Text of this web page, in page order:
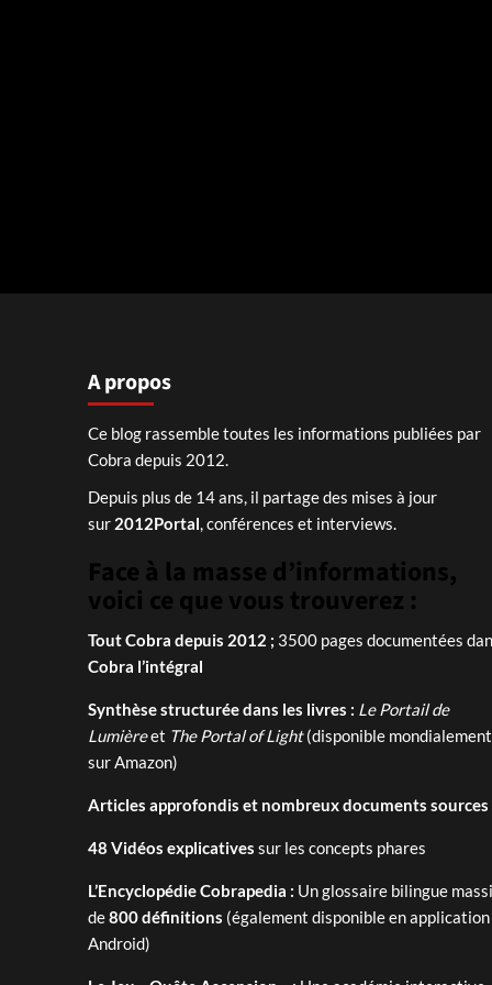
A propos
Ce blog rassemble toutes les informations publiées par
Cobra depuis 2012.
Depuis plus de 14 ans, il partage des mises à jour
sur 2012Portal , conférences et interviews.
Face à la masse d’informations,
voici ce que vous trouverez :
Tout Cobra depuis 2012 ; 3500 pages documentées
Cobra l’intégral
Synthèse structurée dans les livres : Le Portail de
Lumièreet The Portal of Light(disponible mondialement
sur Amazon)
Articles approfondis et nombreux documents sources
48 Vidéos explicatives sur les concepts phares
L’Encyclopédie Cobrapedia : Un glossaire bilingue
de800 définitions (également disponible en application
Android)